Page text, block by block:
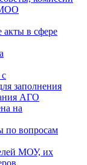
МОО
в сфере
заполнения
АГО
на
по вопросам
МОУ, их